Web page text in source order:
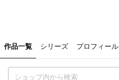
作品一覧 シリーズ プロフィール